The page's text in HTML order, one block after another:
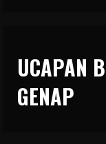
UCAPAN
GENAP